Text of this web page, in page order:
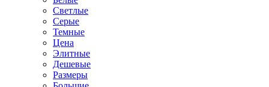
Светлые
Серые
Темные
Цена
Элитные
Дешевые
Размеры